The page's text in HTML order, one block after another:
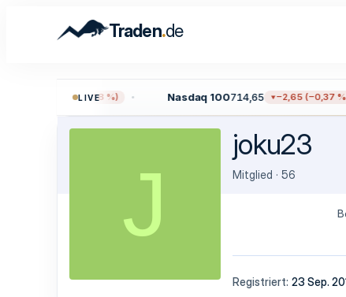
Traden.de
LIVE
−13,59 (−0,18 %) Nasdaq 100714,65 −2,65 (−0,37 %)
J
joku23
Mitglied · 56
Registriert 23 Sep.